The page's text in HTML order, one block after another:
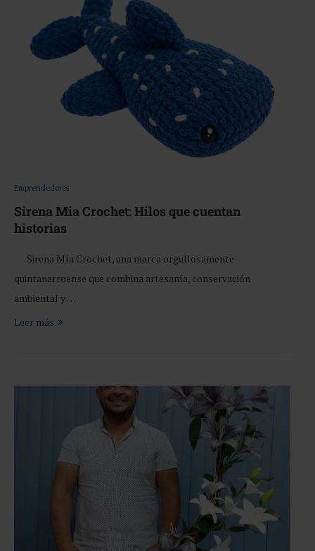
Emprendedores
Sirena Mia Crochet: Hilos que cuentan
historias
Sirena Mía Crochet, una marca orgullosamente
quintanarroense que combina artesanía, conservación
ambiental y …
Leer más